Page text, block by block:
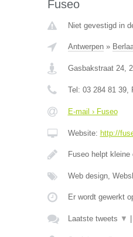
Fuseo
Niet gevestigd in
Antwerpen»
Gasbakstraat 24,
Tel: 03 284 81 39,
E-mail › Fuseo
Website: http://
Fuseo helpt
Web design,
Er wordt gewerkt
Laatste tweets ▼